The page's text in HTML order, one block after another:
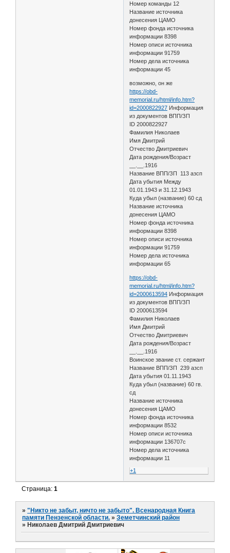
Номер команды 12
Название источника
донесения ЦАМО
Номер фонда источника
информации 8398
Номер описи источника
информации 91759
Номер дела источника
информации 45
возможно, он же
https://obd-
memorial.ru/html/info.htm?
id=2000822927 Информация
из документов ВПП/ЗП
ID 2000822927
Фамилия Николаев
Имя Дмитрий
Отчество Дмитриевич
Дата рождения/Возраст
__.__.1916
Название ВПП/ЗП 113 азсп
Дата убытия Между
01.01.1943 и 31.12.1943
Куда убыл (название) 60 сд
Название источника
донесения ЦАМО
Номер фонда источника
информации 8398
Номер описи источника
информации 91759
Номер дела источника
информации 65
https://obd-
memorial.ru/html/info.htm?
id=2000613594 Информация
из документов ВПП/ЗП
ID 2000613594
Фамилия Николаев
Имя Дмитрий
Отчество Дмитриевич
Дата рождения/Возраст
__.__.1916
Воинское звание ст. сержант
Название ВПП/ЗП 239 азсп
Дата убытия 01.11.1943
Куда убыл (название) 60 гв.
сд
Название источника
донесения ЦАМО
Номер фонда источника
информации 8532
Номер описи источника
информации 136707с
Номер дела источника
информации 11
+1
Страница:1
»"Никто не забыт, ничто не забыто". Всенародная Книга
памяти Пензенской области. »Земетчинский район
»Николаев Дмитрий Дмитриевич